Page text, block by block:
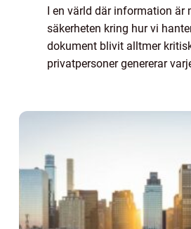
I en värld där information är
säkerheten kring hur vi
dokument blivit alltmer
privatpersoner genererar